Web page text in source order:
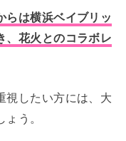
らは横浜ベイブリッ
、花火とのコラボレ
視したい方には、大
う。